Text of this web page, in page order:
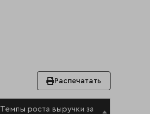
Распечатать
Темпы роста выручки за